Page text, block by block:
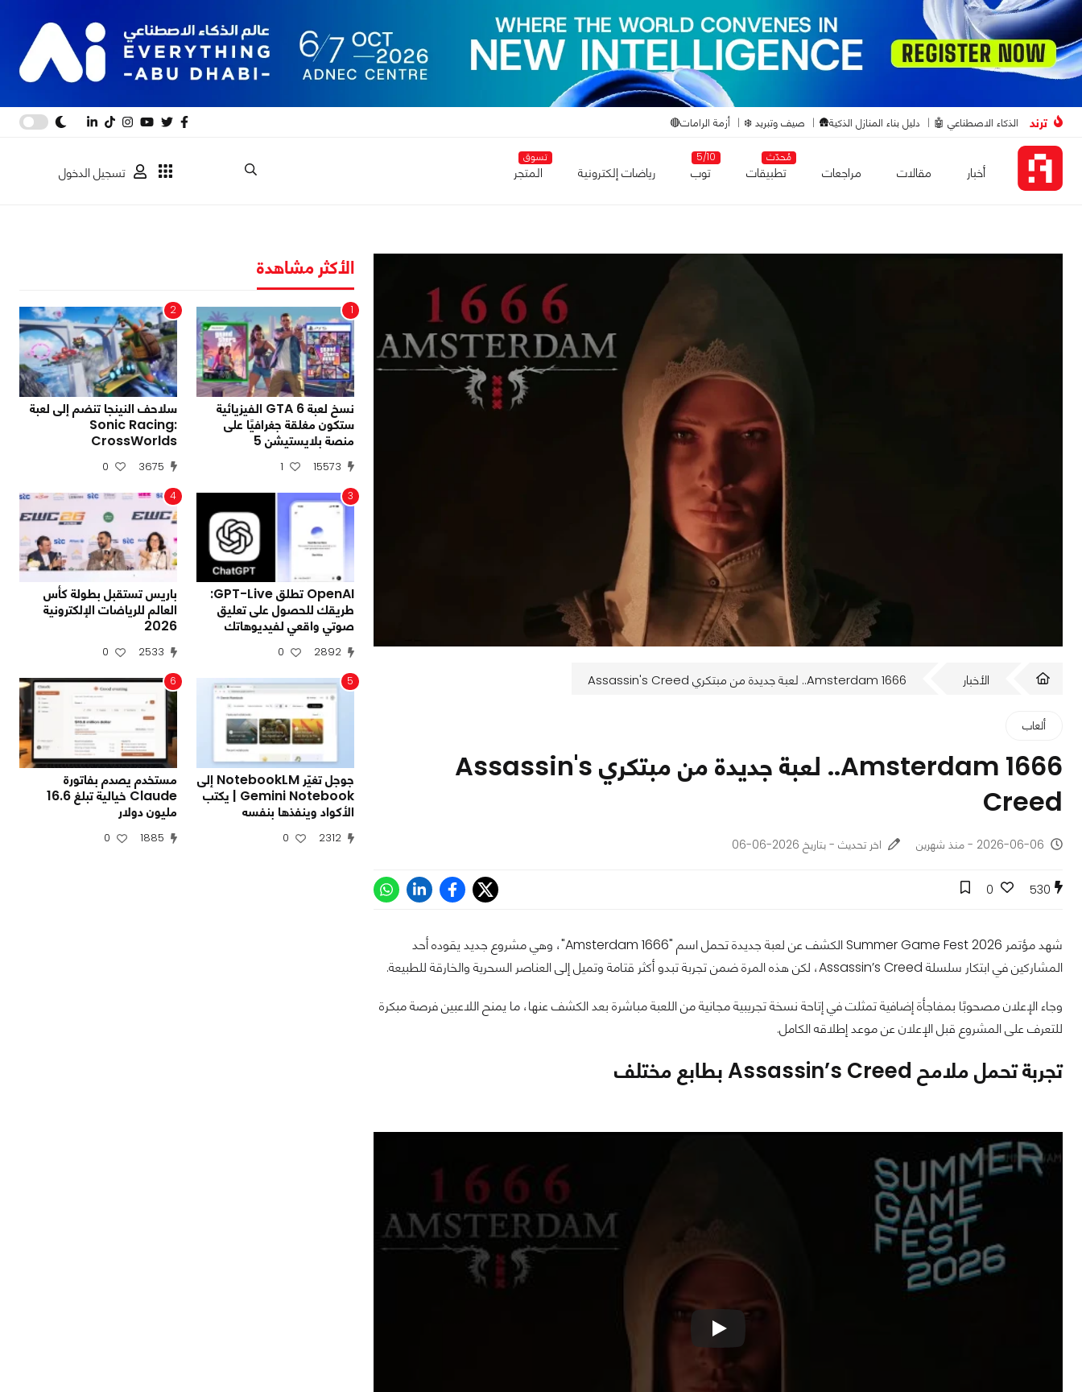
ترند الذكاء الاصطناعي 🤖 دليل بناء المنازل الذكية🛖 صيف وتبريد ❄️ أزمة الرامات🔴
أخبار مقالات مراجعات
مُحدّث
تطبيقات
5/10
توب رياضات إلكترونية
تسوق
المتجر تسجيل الدخول
الأخبار 1666 Amsterdam.. لعبة جديدة من مبتكري Assassin's Creed
ألعاب
1666 Amsterdam.. لعبة جديدة من مبتكري Assassin's
Creed
2026-06-06 - منذ شهرين اخر تحديث - بتاريخ 2026-06-06
530
0
شهد مؤتمر Summer Game Fest 2026 الكشف عن لعبة جديدة تحمل اسم "1666 Amsterdam"، وهي مشروع جديد يقوده أحد
المشاركين في ابتكار سلسلة Assassin’s Creed، لكن هذه المرة ضمن تجربة تبدو أكثر قتامة وتميل إلى العناصر السحرية والخارقة للطبيعة.
وجاء الإعلان مصحوبًا بمفاجأة إضافية تمثلت في إتاحة نسخة تجريبية مجانية من اللعبة مباشرة بعد الكشف عنها، ما يمنح اللاعبين فرصة مبكرة
للتعرف على المشروع قبل الإعلان عن موعد إطلاقه الكامل.
تجربة تحمل ملامح Assassin’s Creed بطابع مختلف
الأكثر مشاهدة
1
نسخ لعبة GTA 6 الفيزيائية
ستكون مغلقة جغرافيًا على
منصة بلايستيشن 5
15573
1
2
سلاحف النينجا تنضم إلى لعبة
Sonic Racing:
CrossWorlds
3675
0
3
OpenAI تطلق GPT-Live:
طريقك للحصول على تعليق
صوتي واقعي لفيديوهاتك
2892
0
4
باريس تستقبل بطولة كأس
العالم للرياضات الإلكترونية
2026
2533
0
5
جوجل تغيّر NotebookLM إلى
Gemini Notebook | يكتب
الأكواد وينفذها بنفسه
2312
0
6
مستخدم يصدم بفاتورة
Claude خيالية تبلغ 16.6
مليون دولار
1885
0